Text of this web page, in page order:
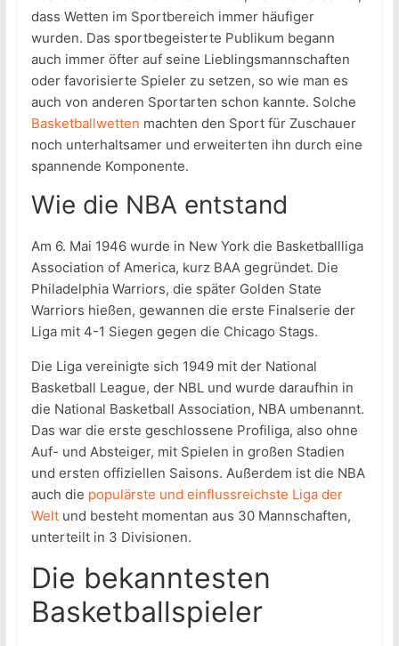
dass Wetten im Sportbereich immer häufiger
wurden. Das sportbegeisterte Publikum begann
auch immer öfter auf seine Lieblingsmannschaften
oder favorisierte Spieler zu setzen, so wie man es
auch von anderen Sportarten schon kannte. Solche
Basketballwetten machten den Sport für Zuschauer
noch unterhaltsamer und erweiterten ihn durch eine
spannende Komponente.
Wie die NBA entstand
Am 6. Mai 1946 wurde in New York die Basketballliga
Association of America, kurz BAA gegründet. Die
Philadelphia Warriors, die später Golden State
Warriors hießen, gewannen die erste Finalserie der
Liga mit 4-1 Siegen gegen die Chicago Stags.
Die Liga vereinigte sich 1949 mit der National
Basketball League, der NBL und wurde daraufhin in
die National Basketball Association, NBA umbenannt.
Das war die erste geschlossene Profiliga, also ohne
Auf- und Absteiger, mit Spielen in großen Stadien
und ersten offiziellen Saisons. Außerdem ist die NBA
auch die populärste und einflussreichste Liga der
Weltund besteht momentan aus 30 Mannschaften,
unterteilt in 3 Divisionen.
Die bekanntesten
Basketballspieler